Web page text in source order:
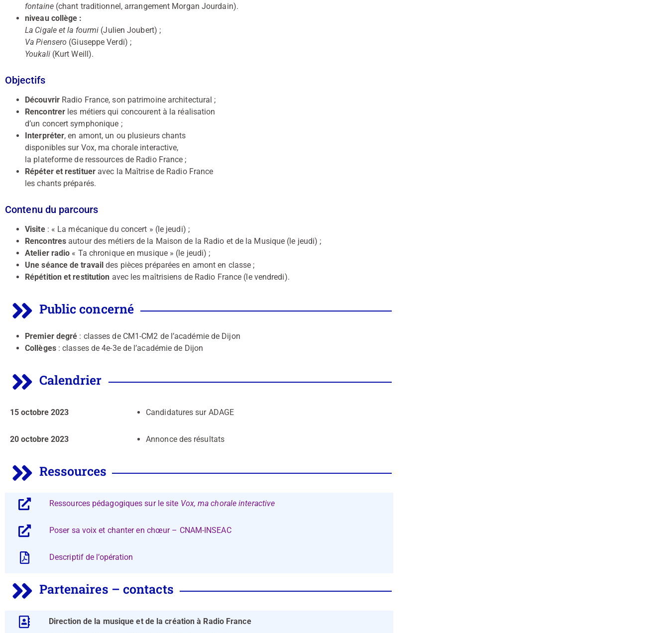
fontaine(chant traditionnel, arrangement Morgan Jourdain).
niveau collège :
La Cigale et la fourmi (Julien Joubert) ;
Va Piensero (Giuseppe Verdi) ;
Youkali(Kurt Weill).
Objectifs
DécouvrirRadio France, son patrimoine architectural ;
Rencontrer les métiers qui concourent à la réalisation
d’un concert symphonique ;
Interpréter, en amont, un ou plusieurs chants
disponibles sur Vox, ma chorale interactive,
la plateforme de ressources de Radio France ;
Répéter et restituer avec la Maîtrise de Radio France
les chants préparés.
Contenu du parcours
Visite: « La mécanique du concert » (le jeudi) ;
Rencontres autour des métiers de la Maison de la Radio et de la Musique (le jeudi) ;
Atelier radio « Ta chronique en musique » (le jeudi) ;
Une séance de travail des pièces préparées en amont en classe ;
Répétition et restitution avec les maîtrisiens de Radio France (le vendredi).
Public concerné
Premier degré : classes de CM1-CM2 de l’académie de Dijon
Collèges: classes de 4e-3e de l’académie de Dijon
Calendrier
15 octobre 2023 Candidatures sur ADAGE
20 octobre 2023 Annonce des résultats
Ressources
Ressources pédagogiques sur le site Vox, ma chorale interactive
Poser sa voix et chanter en chœur – CNAM-INSEAC
Descriptif de l’opération
Partenaires – contacts
Direction de la musique et de la création à Radio France